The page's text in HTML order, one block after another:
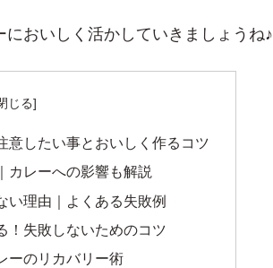
おいしく活かしていきましょうね♪
意したい事とおいしく作るコツ
カレーへの影響も解説
い理由｜よくある失敗例
！失敗しないためのコツ
ーのリカバリー術